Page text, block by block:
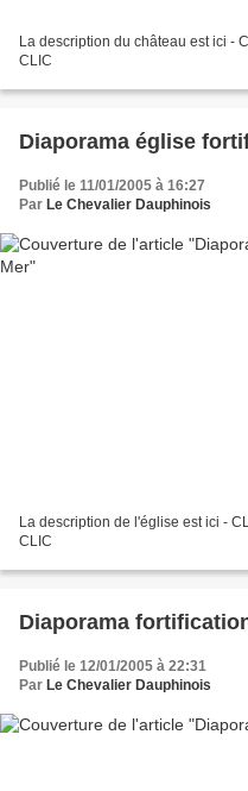
La description du château est ici -
CLIC
Diaporama église
Publié le 11/01/2005 à 16:27
Par Le Chevalier Dauphinois
La description de l'église est ici -
CLIC
Diaporama
Publié le 12/01/2005 à 22:31
Par Le Chevalier Dauphinois